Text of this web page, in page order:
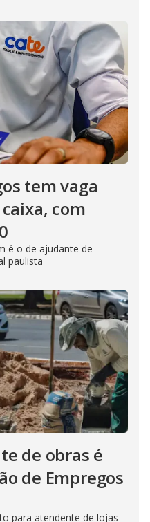
tem vaga
com
é o de ajudante de
paulista
de obras é
de Empregos
para atendente de lojas